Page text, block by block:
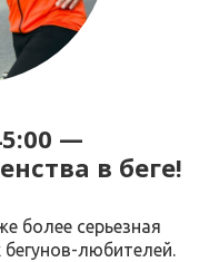
—
в беге!
более серьезная
любителей.